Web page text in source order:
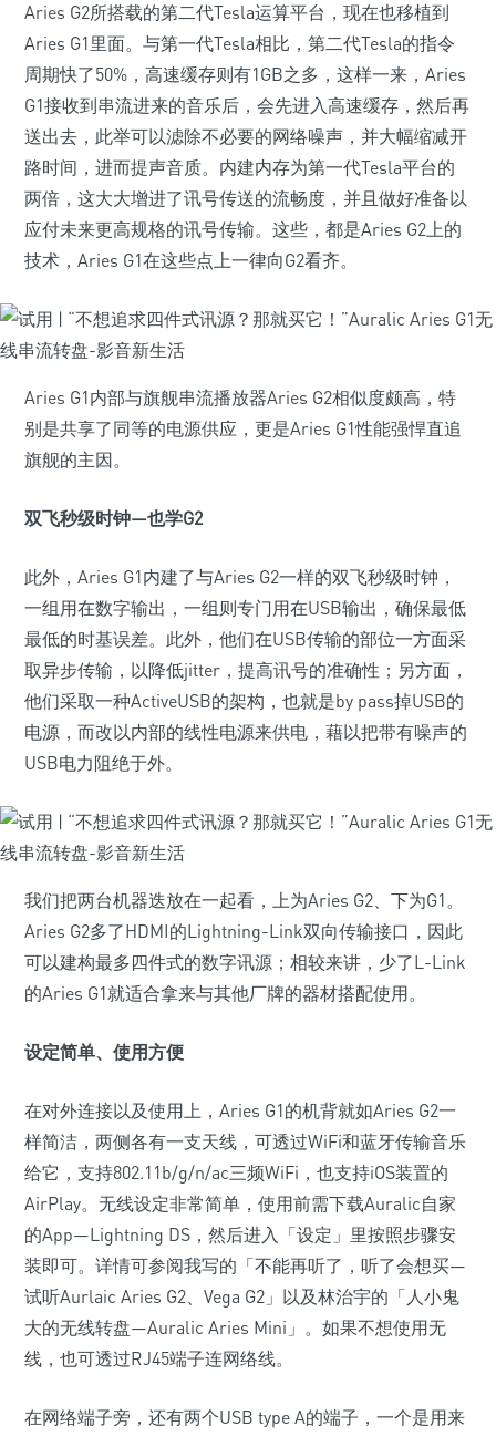
Aries G2所搭载的第二代Tesla运算平台，现在也移植到
Aries G1里面。与第一代Tesla相比，第二代Tesla的指令
周期快了50%，高速缓存则有1GB之多，这样一来，Aries
G1接收到串流进来的音乐后，会先进入高速缓存，然后再
送出去，此举可以滤除不必要的网络噪声，并大幅缩减开
路时间，进而提声音质。内建内存为第一代Tesla平台的
两倍，这大大增进了讯号传送的流畅度，并且做好准备以
应付未来更高规格的讯号传输。这些，都是Aries G2上的
技术，Aries G1在这些点上一律向G2看齐。
Aries G1内部与旗舰串流播放器Aries G2相似度颇高，特
别是共享了同等的电源供应，更是Aries G1性能强悍直追
旗舰的主因。
双飞秒级时钟—也学G2
此外，Aries G1内建了与Aries G2一样的双飞秒级时钟，
一组用在数字输出，一组则专门用在USB输出，确保最低
最低的时基误差。此外，他们在USB传输的部位一方面采
取异步传输，以降低jitter，提高讯号的准确性；另方面，
他们采取一种ActiveUSB的架构，也就是by pass掉USB的
电源，而改以内部的线性电源来供电，藉以把带有噪声的
USB电力阻绝于外。
我们把两台机器迭放在一起看，上为Aries G2、下为G1。
Aries G2多了HDMI的Lightning-Link双向传输接口，因此
可以建构最多四件式的数字讯源；相较来讲，少了L-Link
的Aries G1就适合拿来与其他厂牌的器材搭配使用。
设定简单、使用方便
在对外连接以及使用上，Aries G1的机背就如Aries G2一
样简洁，两侧各有一支天线，可透过WiFi和蓝牙传输音乐
给它，支持802.11b/g/n/ac三频WiFi，也支持iOS装置的
AirPlay。无线设定非常简单，使用前需下载Auralic自家
的App—Lightning DS，然后进入「设定」里按照步骤安
装即可。详情可参阅我写的「不能再听了，听了会想买—
试听Aurlaic Aries G2、Vega G2」以及林治宇的「人小鬼
大的无线转盘—Auralic Aries Mini」。如果不想使用无
线，也可透过RJ45端子连网络线。
在网络端子旁，还有两个USB type A的端子，一个是用来